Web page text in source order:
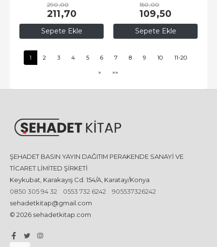
Sepete Ekle
290,00
211,70
Sepete Ekle
150,00
109,50
1 2 3 4 5 6 7 8 9 10 11-20
» »»
ŞEHADET BASIN YAYIN DAĞITIM PERAKENDE SANAYİ VE
TİCARET LİMİTED ŞİRKETİ
Keykubat, Karakayış Cd. 154/A, Karatay/Konya
0850 305 94 32
0553 732 6242
905537326242
sehadetkitap@gmail.com
© 2026 sehadetkitap.com